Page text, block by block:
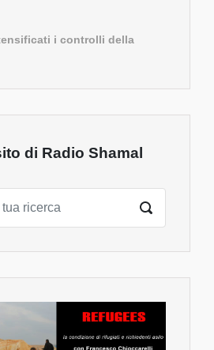
i controlli della
di Radio Shamal